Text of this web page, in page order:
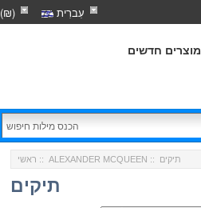
עִברִית ש"ח (₪)
מוצרים חדשים
ראשי ::ALEXANDER MCQUEEN :: תיקים
תיקים